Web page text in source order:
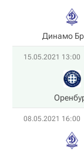
Динамо
15.05.2021 13:00
08.05.2021 16:00